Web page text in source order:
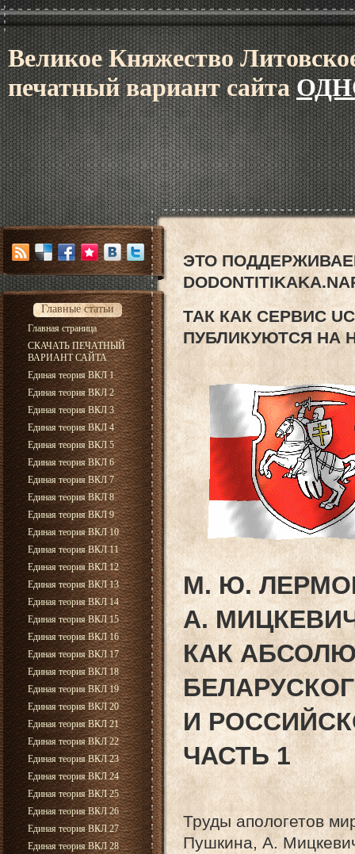
Великое Княжество
печатный вариант сайта
Главные статьи
Главная страница
СКАЧАТЬ ПЕЧАТНЫЙ
ВАРИАНТ САЙТА
Единая теория ВКЛ 1
Единая теория ВКЛ 2
Единая теория ВКЛ 3
Единая теория ВКЛ 4
Единая теория ВКЛ 5
Единая теория ВКЛ 6
Единая теория ВКЛ 7
Единая теория ВКЛ 8
Единая теория ВКЛ 9
Единая теория ВКЛ 10
Единая теория ВКЛ 11
Единая теория ВКЛ 12
Единая теория ВКЛ 13
Единая теория ВКЛ 14
Единая теория ВКЛ 15
Единая теория ВКЛ 16
Единая теория ВКЛ 17
Единая теория ВКЛ 18
Единая теория ВКЛ 19
Единая теория ВКЛ 20
Единая теория ВКЛ 21
Единая теория ВКЛ 22
Единая теория ВКЛ 23
Единая теория ВКЛ 24
Единая теория ВКЛ 25
Единая теория ВКЛ 26
Единая теория ВКЛ 27
Единая теория ВКЛ 28
ЭТО
ТАК КАК СЕРВИС
ПУБЛИКУЮТСЯ НА
М. Ю.
А.
КАК
И
ЧАСТЬ 1
Труды апологетов
Пушкина, А.